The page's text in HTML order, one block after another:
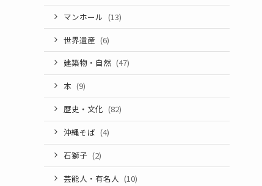
マンホール (13)
世界遺産 (6)
建築物・自然 (47)
本 (9)
歴史・文化 (82)
沖縄そば (4)
石獅子 (2)
芸能人・有名人 (10)